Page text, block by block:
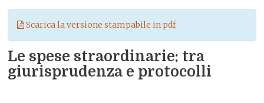
Scarica la versione stampabile in pdf
Le spese straordinarie: tra
giurisprudenza e protocolli